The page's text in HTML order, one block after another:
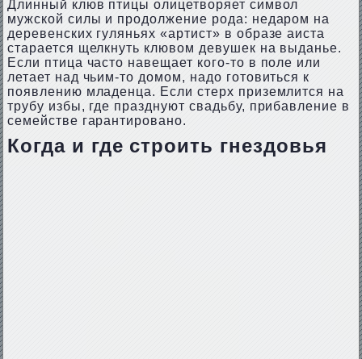
Длинный клюв птицы олицетворяет символ
мужской силы и продолжение рода: недаром на
деревенских гуляньях «артист» в образе аиста
старается щелкнуть клювом девушек на выданье.
Если птица часто навещает кого-то в поле или
летает над чьим-то домом, надо готовиться к
появлению младенца. Если стерх приземлится на
трубу избы, где празднуют свадьбу, прибавление в
семействе гарантировано.
Когда и где строить гнездовья